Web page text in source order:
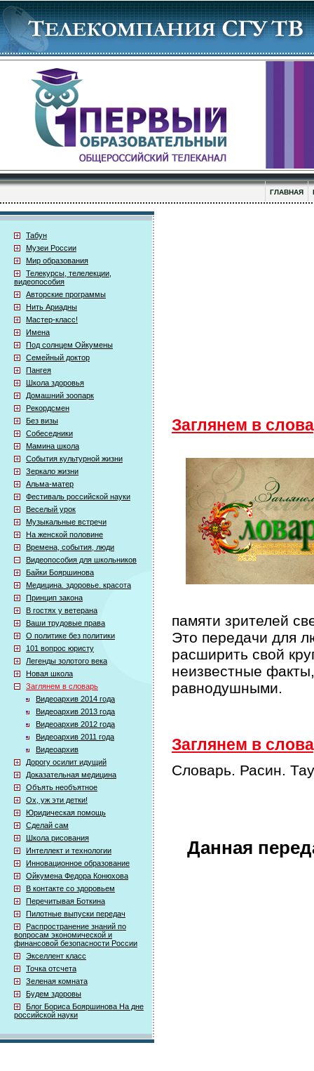
ГЛАВНАЯ
Табун
Музеи России
Мир образования
Телекурсы, телелекции,
видеопособия
Авторские программы
Нить Ариадны
Мастер-класс!
Имена
Под солнцем Ойкумены
Семейный доктор
Пангея
Школа здоровья
Домашний зоопарк
Рекордсмен
Без визы
Собеседники
Мамина школа
События культурной жизни
Зеркало жизни
Альма-матер
Фестиваль российской науки
Веселый урок
Музыкальные встречи
На женской половине
Времена, события, люди
Видеопособия для школьников
Байки Бояршинова
Медицина. здоровье. красота
Принцип закона
В гостях у ветерана
Ваши трудовые права
О политике без политики
101 вопрос юристу
Легенды золотого века
Новая школа
Заглянем в словарь
Видеоархив 2014 года
Видеоархив 2013 года
Видеоархив 2012 года
Видеоархив 2011 года
Видеоархив
Дорогу осилит идущий
Доказательная медицина
Объять необъятное
Ох, уж эти детки!
Юридическая помощь
Сделай сам
Школа рисования
Интеллект и технологии
Инновационное образование
Ойкумена Федора Конюхова
В контакте со здоровьем
Перечитывая Боткина
Пилотные выпуски передач
Распространение знаний по
вопросам экономической и
финансовой безопасности России
Экселлент класс
Точка отсчета
Зеленая комната
Будем здоровы
Блог Бориса Бояршинова На дне
российской науки
Заглянем в
памяти зрителей
Это передачи для
расширить свой
неизвестные
равнодушными.
Заглянем в
Словарь. Расин.
Данная